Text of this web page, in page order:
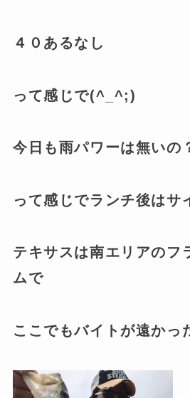
４０あるなし
って感じで(^_^;)
今日も雨パワーは無いの
って感じでランチ後はサ
テキサスは南エリアのフ
ムで
ここでもバイトが遠かっ